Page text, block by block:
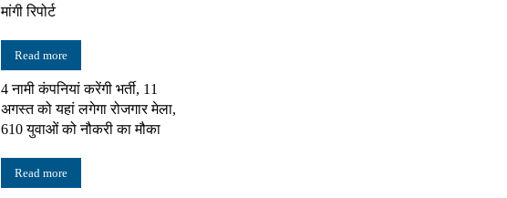
मांगी रिपोर्ट
Read more
4 नामी कंपनियां करेंगी भर्ती, 11
अगस्त को यहां लगेगा रोजगार मेला,
610 युवाओं को नौकरी का मौका
Read more